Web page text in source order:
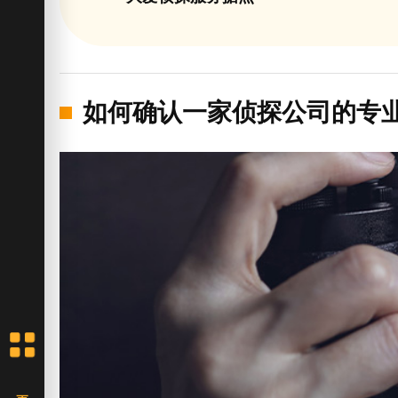
如何确认一家侦探公司的专